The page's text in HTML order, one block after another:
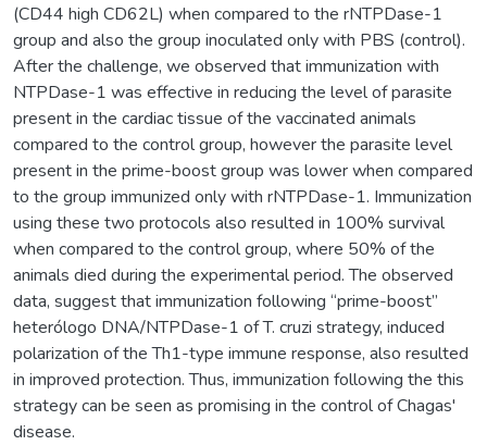
(CD44 high CD62L) when compared to the rNTPDase-1
group and also the group inoculated only with PBS (control).
After the challenge, we observed that immunization with
NTPDase-1 was effective in reducing the level of parasite
present in the cardiac tissue of the vaccinated animals
compared to the control group, however the parasite level
present in the prime-boost group was lower when compared
to the group immunized only with rNTPDase-1. Immunization
using these two protocols also resulted in 100% survival
when compared to the control group, where 50% of the
animals died during the experimental period. The observed
data, suggest that immunization following “prime-boost”
heterólogo DNA/NTPDase-1 of T. cruzi strategy, induced
polarization of the Th1-type immune response, also resulted
in improved protection. Thus, immunization following the this
strategy can be seen as promising in the control of Chagas'
disease.